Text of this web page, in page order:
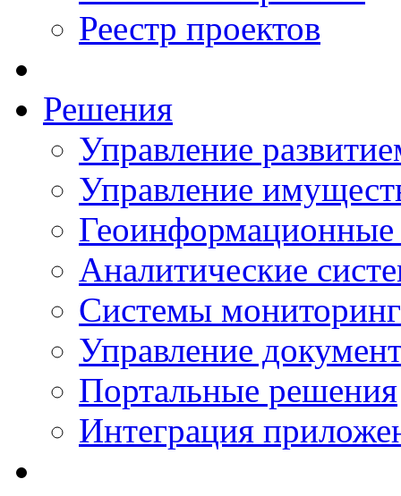
Реестр проектов
Решения
Управление
Управление
Аналитические
Системы
Управление
Портальные решения
Интеграция